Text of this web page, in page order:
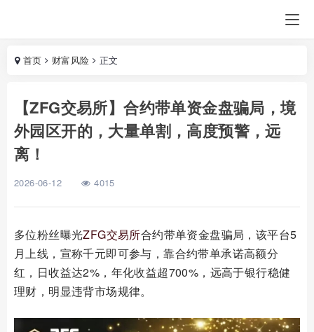
首页 财富风险 正文
【ZFG交易所】合约带单资金盘骗局，境
外园区开的，大量单割，高度预警，远
离！
2026-06-12 4015
多位粉丝曝光ZFG交易所合约带单资金盘骗局，该平台5
月上线，宣称千元即可参与，靠合约带单承诺高额分
红，日收益达2%，年化收益超700%，远高于银行稳健
理财，明显违背市场规律。